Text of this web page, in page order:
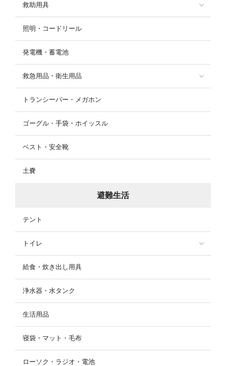
救助用具
照明・コードリール
発電機・蓄電池
救急用品・衛生用品
トランシーバー・メガホン
ゴーグル・手袋・ホイッスル
ベスト・安全靴
土嚢
避難生活
テント
トイレ
給食・炊き出し用具
浄水器・水タンク
生活用品
寝袋・マット・毛布
ローソク・ラジオ・電池